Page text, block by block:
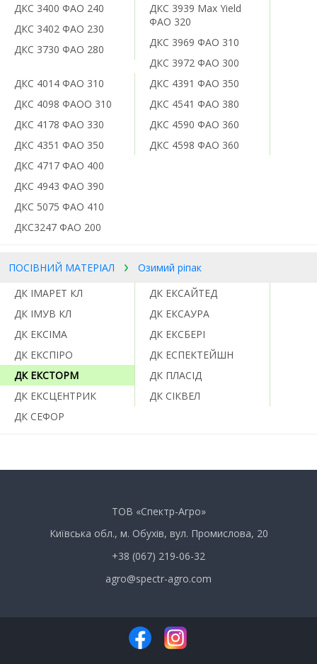
ДКС 3400 ФАО 240
ДКС 3402 ФАО 230
ДКС 3730 ФАО 280
ДКС 3939 Max Yield
ФАО 320
ДКС 3969 ФАО 310
ДКС 3972 ФАО 300
ДКС 4014 ФАО 310
ДКС 4098 ФАОО 310
ДКС 4178 ФАО 330
ДКС 4351 ФАО 350
ДКС 4391 ФАО 350
ДКС 4541 ФАО 380
ДКС 4590 ФАО 360
ДКС 4598 ФАО 360
ДКС 4717 ФАО 400
ДКС 4943 ФАО 390
ДКС 5075 ФАО 410
ДКС3247 ФАО 200
ПОСІВНИЙ МАТЕРІАЛ
Озимий ріпак
ДК ІМАРЕТ КЛ
ДК ІМУВ КЛ
ДК ЕКСІМА
ДК ЕКСАЙТЕД
ДК ЕКСАУРА
ДК ЕКСБЕРІ
ДК ЕКСПІРО
ДК ЕКСТОРМ
ДК ЕКСЦЕНТРИК
ДК ЕСПЕКТЕЙШН
ДК ПЛАСІД
ДК СІКВЕЛ
ДК СЕФОР
ТОВ «Спектр-Агро»
Київська обл., м. Обухів, вул. Промислова, 20
+38 (067) 219-06-32
agro@spectr-agro.com